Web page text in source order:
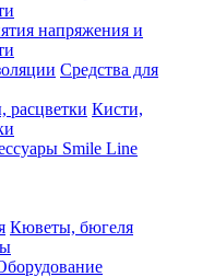
напряжения и
Средства для
Кисти,
Smile Line
Кюветы, бюгеля